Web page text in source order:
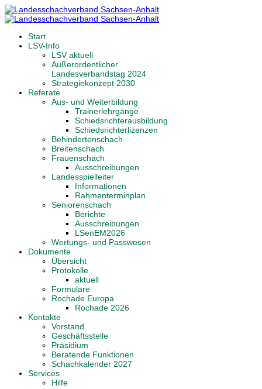
Start
LSV-Info
LSV aktuell
Außerordentlicher
Landesverbandstag 2024
Strategiekonzept 2030
Referate
Aus- und Weiterbildung
Trainerlehrgänge
Schiedsrichterausbildung
Schiedsrichterlizenzen
Behindertenschach
Breitenschach
Frauenschach
Ausschreibungen
Landesspielleiter
Informationen
Rahmenterminplan
Seniorenschach
Berichte
Ausschreibungen
LSenEM2026
Wertungs- und Passwesen
Dokumente
Übersicht
Protokolle
aktuell
Formulare
Rochade Europa
Rochade 2026
Kontakte
Vorstand
Geschäftsstelle
Präsidium
Beratende Funktionen
Schachkalender 2027
Services
Hilfe